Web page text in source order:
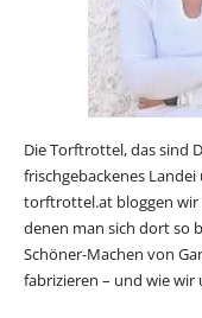
Die Torftrottel, das sind
frischgebackenes
torftrottel.at bloggen wir
denen man sich dort so
Schöner-Machen von
fabrizieren – und wie wir